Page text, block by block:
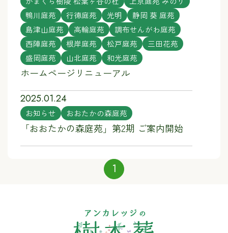
鴨川庭苑
行徳庭苑 光明
静岡 葵 庭苑
島津山庭苑
高輪庭苑
調布せんがわ庭苑
西陣庭苑
根岸庭苑 松戸庭苑
三田花苑
盛岡庭苑
山北庭苑 和光庭苑
ホームページリニューアル
2025.01.24
お知らせ おおたかの森庭苑
「おおたかの森庭苑」第2期 ご案内開始
1